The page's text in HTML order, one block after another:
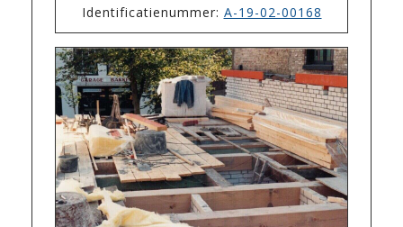
Identificatienummer: A-19-02-00168